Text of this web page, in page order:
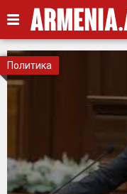
Политика